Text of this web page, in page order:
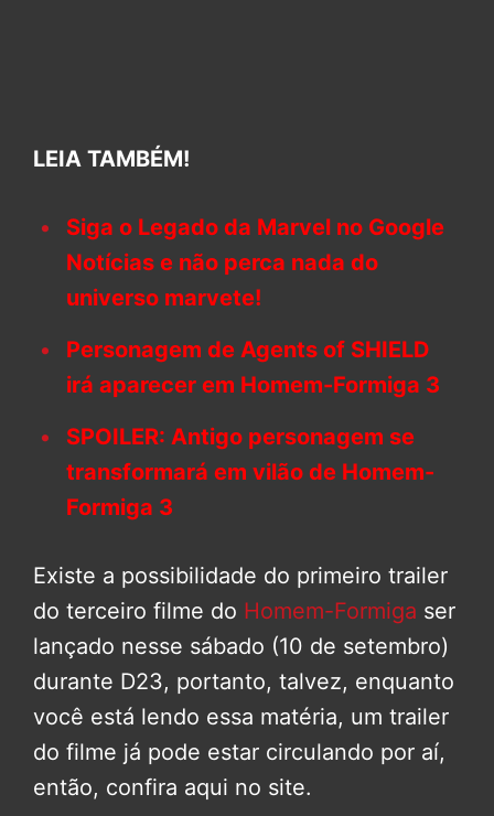
LEIA TAMBÉM!
Siga o Legado da Marvel no Google
Notícias e não perca nada do
universo marvete!
Personagem de Agents of SHIELD
irá aparecer em Homem-Formiga 3
SPOILER: Antigo personagem se
transformará em vilão de Homem-
Formiga 3
Existe a possibilidade do primeiro trailer
do terceiro filme do Homem-Formiga ser
lançado nesse sábado (10 de setembro)
durante D23, portanto, talvez, enquanto
você está lendo essa matéria, um trailer
do filme já pode estar circulando por aí,
então, confira aqui no site.